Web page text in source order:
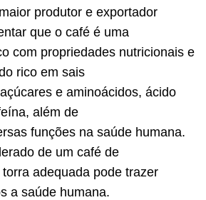
produtor e exportador
que o café é uma
com propriedades nutricionais e
rico em sais
e aminoácidos, ácido
além de
funções na saúde humana.
de um café de
adequada pode trazer
a saúde humana.